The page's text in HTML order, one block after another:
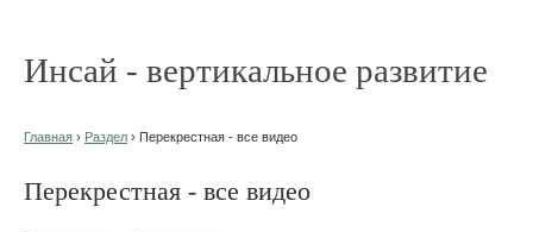
Инсай - вертикальное развитие
Главная › Раздел › Перекрестная - все видео
Перекрестная - все видео